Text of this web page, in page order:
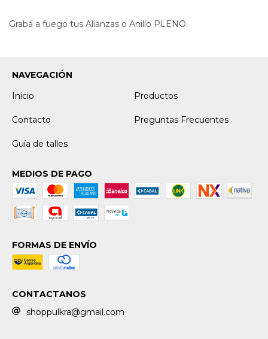
Grabá a fuego tus Alianzas o Anillo PLENO.
NAVEGACIÓN
Inicio
Productos
Contacto Preguntas Frecuentes
Guía de talles
MEDIOS DE PAGO
FORMAS DE ENVÍO
CONTACTANOS
shoppulkra@gmail.com